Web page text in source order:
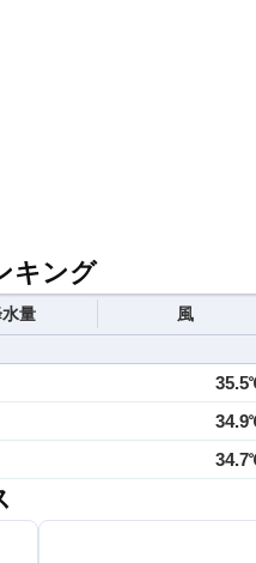
キング
水量 風